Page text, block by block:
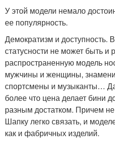
У этой модели немало
ее популярность.
Демократизм и доступность.
статусности не может быть и
распространенную модель
мужчины и женщины,
спортсмены и музыканты…
более что цена делает бини
разным достатком. Причем
Шапку легко связать, и
как и фабричных изделий.